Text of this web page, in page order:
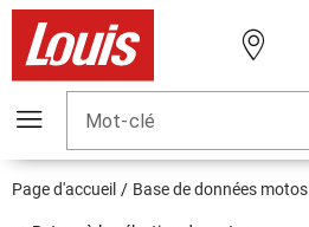
Mot-clé
Page d'accueil Base de données motos